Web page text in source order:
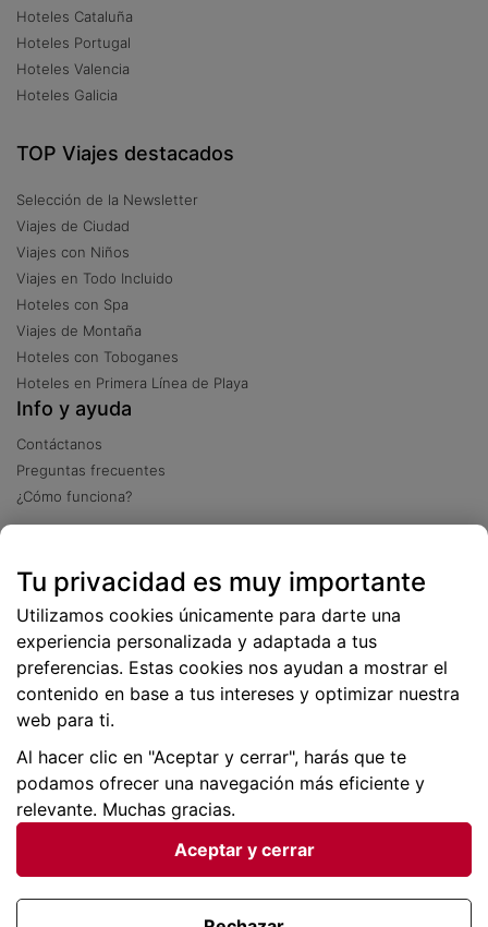
Hoteles Cataluña
Hoteles Portugal
Hoteles Valencia
Hoteles Galicia
TOP Viajes destacados
Selección de la Newsletter
Viajes de Ciudad
Viajes con Niños
Viajes en Todo Incluido
Hoteles con Spa
Viajes de Montaña
Hoteles con Toboganes
Hoteles en Primera Línea de Playa
Info y ayuda
Contáctanos
Preguntas frecuentes
¿Cómo funciona?
Más de 2 millones de descargas
Condiciones generales |Privacidad de datos | Política
Tu privacidad es muy importante
Utilizamos cookies únicamente para darte una
experiencia personalizada y adaptada a tus
preferencias. Estas cookies nos ayudan a mostrar el
contenido en base a tus intereses y optimizar nuestra
web para ti.
Al hacer clic en "Aceptar y cerrar", harás que te
podamos ofrecer una navegación más eficiente y
relevante. Muchas gracias.
Aceptar y cerrar